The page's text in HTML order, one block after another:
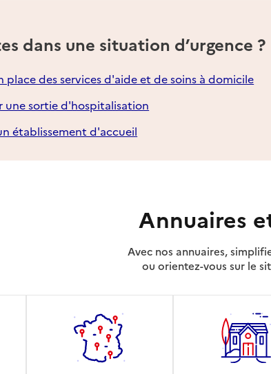
dans une situation d’urgence ?
place des services d'aide et de soins à domicile
une sortie d'hospitalisation
établissement d'accueil
Annuaires
Avec nos annuaires,
ou orientez-vous sur le